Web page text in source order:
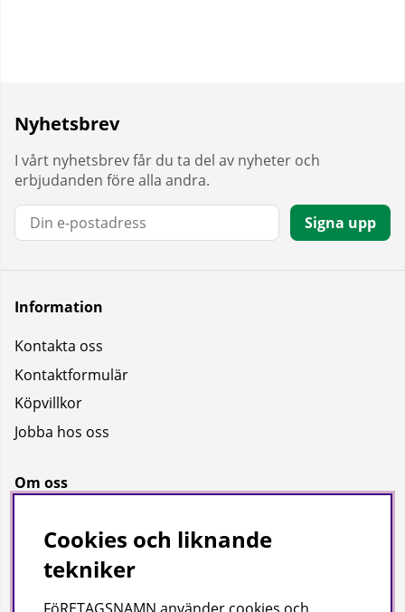
Nyhetsbrev
I vårt nyhetsbrev får du ta del av nyheter och
erbjudanden före alla andra.
E-post:
Signa upp
Information
Kontakta oss
Kontaktformulär
Köpvillkor
Jobba hos oss
Om oss
Bransch
Kataloger
Cookies och liknande
tekniker